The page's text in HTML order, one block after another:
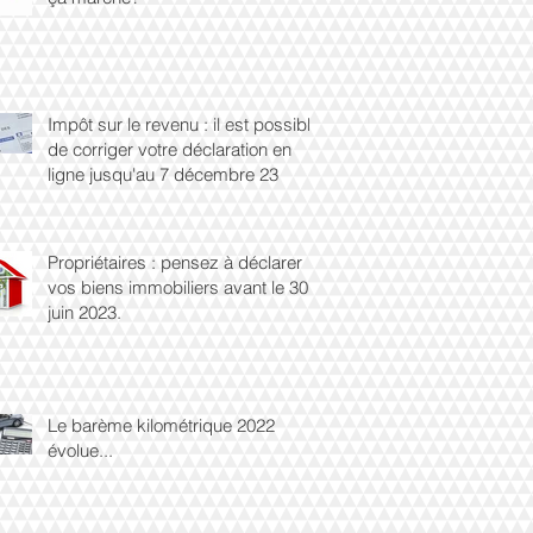
Impôt sur le revenu : il est possible
de corriger votre déclaration en
ligne jusqu'au 7 décembre 23
Propriétaires : pensez à déclarer
vos biens immobiliers avant le 30
juin 2023.
Le barème kilométrique 2022
évolue...